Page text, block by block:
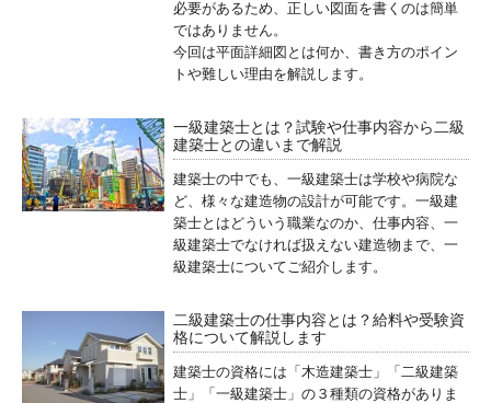
必要があるため、正しい図面を書くのは簡単
ではありません。
今回は平面詳細図とは何か、書き方のポイン
トや難しい理由を解説します。
一級建築士とは？試験や仕事内容から二級
建築士との違いまで解説
建築士の中でも、一級建築士は学校や病院な
ど、様々な建造物の設計が可能です。一級建
築士とはどういう職業なのか、仕事内容、一
級建築士でなければ扱えない建造物まで、一
級建築士についてご紹介します。
二級建築士の仕事内容とは？給料や受験資
格について解説します
建築士の資格には「木造建築士」「二級建築
士」「一級建築士」の３種類の資格がありま